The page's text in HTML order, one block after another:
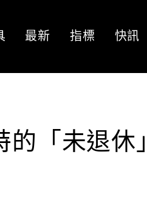
最新 指標 快訊
「未退休」